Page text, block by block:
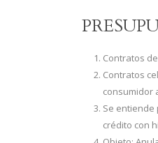
Contratos
Contratos
consumidor
Se entiende
crédito con